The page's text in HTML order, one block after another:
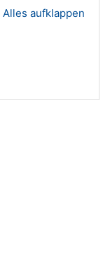
Alles aufklappen